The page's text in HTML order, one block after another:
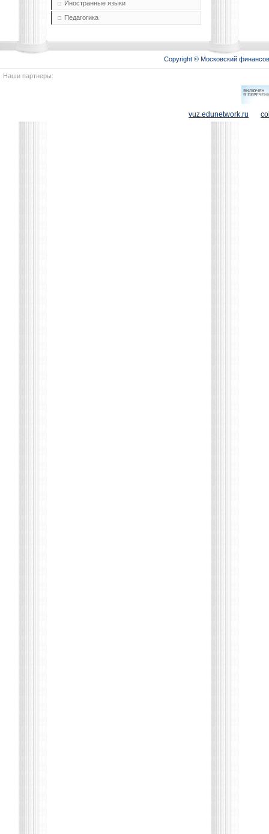
Иностранные языки
Педагогика
Copyright © Московский
Наши партнеры:
vuz.edunetwork.ru